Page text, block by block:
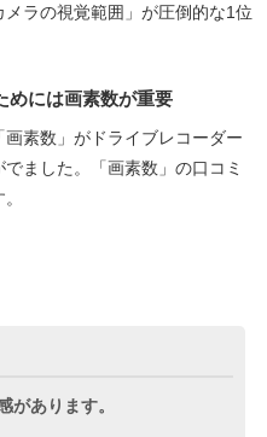
ラの視覚範囲」が圧倒的な1位
めには画素数が重要
画素数」がドライブレコーダー
ました。「画素数」の口コミ
があります。